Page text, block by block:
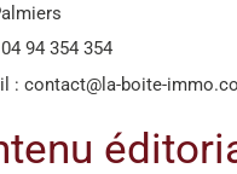
94 354 354
: contact@la-boite-